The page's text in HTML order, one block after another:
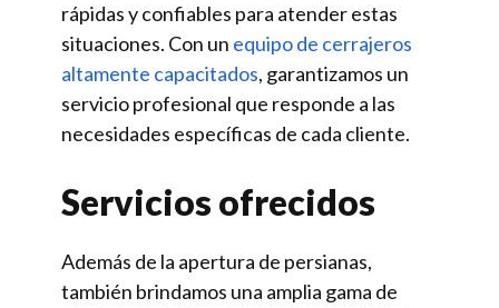
rápidas y confiables para atender estas
situaciones. Con un equipo de cerrajeros
altamente capacitados, garantizamos un
servicio profesional que responde a las
necesidades específicas de cada cliente.
Servicios ofrecidos
Además de la apertura de persianas,
también brindamos una amplia gama de